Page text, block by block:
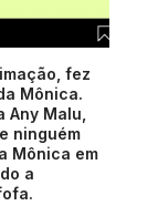
fez
Mônica.
Malu,
ninguém
Mônica em
a